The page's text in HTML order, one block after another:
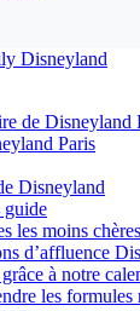
de Disneyland
Paris
Disneyland
guide
les moins
d’affluence
à notre
les formules